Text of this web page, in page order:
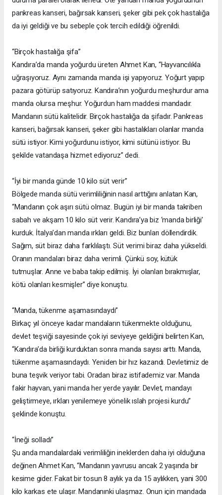
pankreas kanseri, bağırsak kanseri, şeker gibi pek çok hastalığa
da iyi geldiği ve bu sebeple çok tercih edildiği öğrenildi.
“Birçok hastalığa şifa”
Kandıra’da manda yoğurdu üreten Ahmet Kan, “Hayvancılıkla
uğraşıyoruz. Aynı zamanda manda işi yapıyoruz. Yoğurt yapıp
pazara götürüp satıyoruz. Kandıra’nın yoğurdu meşhurdur ama
manda olursa meşhur. Yoğurdun ham maddesi mandadır.
Mandanın sütü kalitelidir. Birçok hastalığa da şifadır. Pankreas
kanseri, bağırsak kanseri, şeker gibi hastalıkları olanlar manda
sütü istiyor. Kimi yoğurdunu istiyor, kimi sütünü istiyor. Bu
şekilde vatandaşa hizmet ediyoruz” dedi.
“İyi bir manda günde 10 kilo süt verir”
Bölgede manda sütü verimliliğinin nasıl arttığını anlatan Kan,
“Mandanın çok aşırı sütü olmaz. Bugün iyi bir manda takriben
sabah ve akşam 10 kilo süt verir. Kandıra’ya biz ‘manda birliği’
kurduk. İtalya’dan manda ırkları geldi. Biz bunları döllendirdik.
Sağım, süt biraz daha farklılaştı. Süt verimi biraz daha yükseldi.
Oranın mandaları biraz daha verimli. Çünkü soy, kütük
tutmuşlar. Anne ve baba takip edilmiş. İyi olanları bırakmışlar,
kötü olanları kesmişler” diye konuştu.
“Manda, tükenme aşamasındaydı”
Birkaç yıl önceye kadar mandaların tükenmekte olduğunu,
devlet teşviği sayesinde çok iyi seviyeye geldiğini belirten Kan,
“Kandıra’da birliği kurduktan sonra manda sayısı arttı. Manda,
tükenme aşamasındaydı. Yeniden bir hız kazandı. Devletimiz de
buna teşvik veriyor tabi. Oradan biraz istifademiz var. Manda
fakir hayvan, yani manda her yerde yayılır. Devlet, mandayı
geliştirmeye, ırkları yenilemeye yönelik ıslah projesi kurdu”
şeklinde konuştu.
“İneği solladı”
Şu anda mandalardaki verimliliğin ineklerden daha iyi olduğuna
değinen Ahmet Kan, “Mandanın yavrusu ancak 2 yaşında bir
kesime gider. Fakat bir tosun 8 aylık ya da 15 aylıkken, yani 300
kilo karkas ete ulaşır. Mandanınki ulaşmaz. Onun için mandada